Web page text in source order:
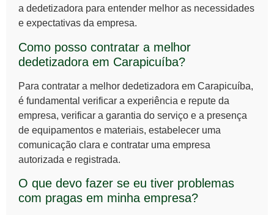
a dedetizadora para entender melhor as necessidades
e expectativas da empresa.
Como posso contratar a melhor
dedetizadora em Carapicuíba?
Para contratar a melhor dedetizadora em Carapicuíba,
é fundamental verificar a experiência e repute da
empresa, verificar a garantia do serviço e a presença
de equipamentos e materiais, estabelecer uma
comunicação clara e contratar uma empresa
autorizada e registrada.
O que devo fazer se eu tiver problemas
com pragas em minha empresa?